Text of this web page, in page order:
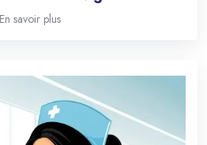
En savoir plus